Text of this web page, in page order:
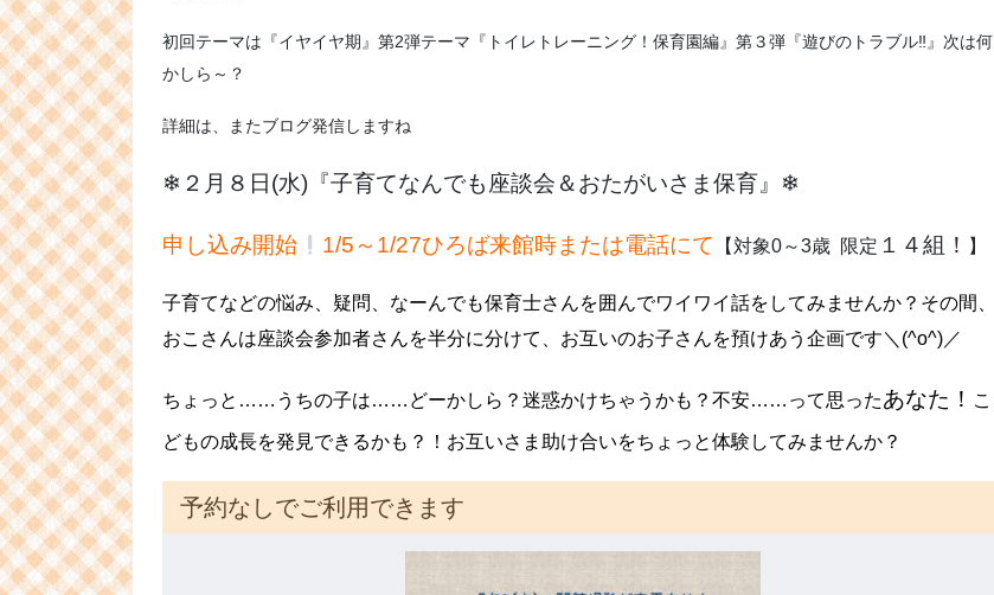
初回テーマは『イヤイヤ期』第2弾テーマ『トイレトレーニング！保育園編』第３弾『遊びのトラブル‼』次は何
かしら～？
詳細は、またブログ発信しますね
❄２月８日(水)『子育てなんでも座談会＆おたがいさま保育』❄
申し込み開始 1/5～1/27ひろば来館時または電話にて 【対象0～3歳 限定 １４組！ 】
子育てなどの悩み、疑問、なーんでも保育士さんを囲んでワイワイ話をしてみませんか？その間、
おこさんは座談会参加者さんを半分に分けて、お互いのお子さんを預けあう企画です＼(^o^)／
ちょっと……うちの子は……どーかしら？迷惑かけちゃうかも？不安……って思ったあなた！ こ
どもの成長を発見できるかも？！お互いさま助け合いをちょっと体験してみませんか？
予約なしでご利用できます